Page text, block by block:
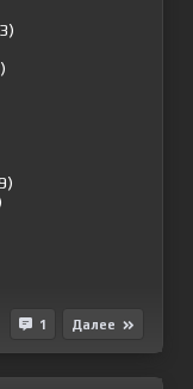
1 Далее